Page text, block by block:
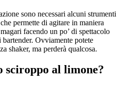
sono necessari alcuni strumenti
permette di agitare in maniera
facendo un po’ di spettacolo
Ovviamente potete
shaker, ma perderà qualcosa.
sciroppo al limone?